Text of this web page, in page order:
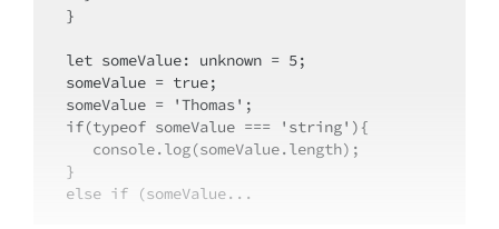
}
let someValue: unknown = 5;
someValue = true;
someValue = 'Thomas';
if(typeof someValue === 'string'){
}
else if (someValue...